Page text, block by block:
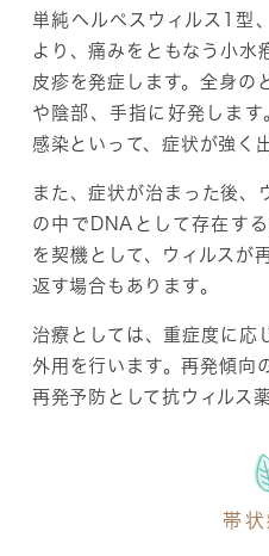
単純ヘルペスウィルス1型
より、痛みをともなう小水
皮疹を発症します。全身の
や陰部、手指に好発しま
感染といって、症状が強く
また、症状が治まった後、
の中でDNAとして存在す
を契機として、ウィルスが
返す場合もあります。
治療としては、重症度に応
外用を行います。再発傾向
再発予防として抗ウィルス
帯状